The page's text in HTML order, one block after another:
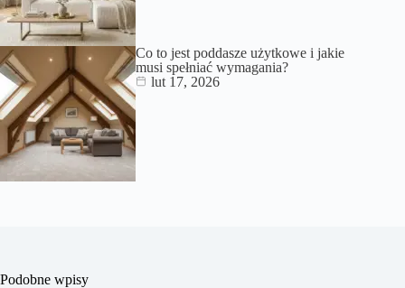
Co to jest poddasze użytkowe i jakie
musi spełniać wymagania?
lut 17, 2026
Podobne wpisy